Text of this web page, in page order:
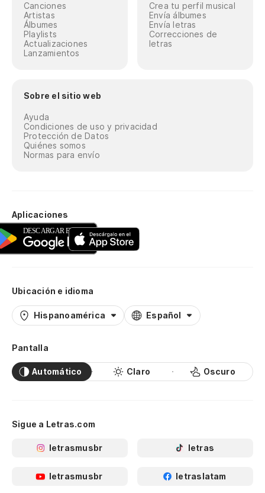
Canciones
Artistas
Álbumes
Playlists
Actualizaciones
Lanzamientos
Crea tu perfil musical
Envía álbumes
Envía letras
Correcciones de
letras
Sobre el sitio web
Ayuda
Condiciones de uso y privacidad
Protección de Datos
Quiénes somos
Normas para envío
Aplicaciones
Ubicación e idioma
Hispanoamérica Español
Pantalla
Automático Claro Oscuro
Sigue a Letras.com
letrasmusbr letras
letrasmusbr letraslatam